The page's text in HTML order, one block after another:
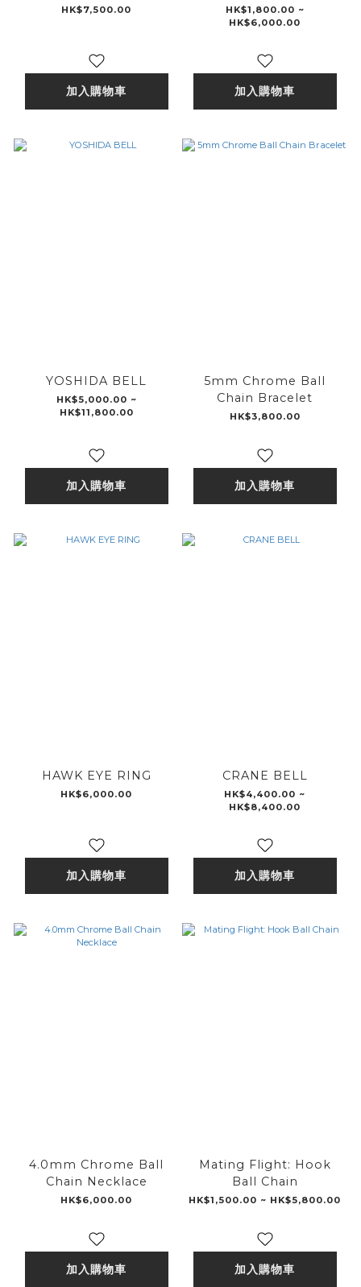
Bracelet
HK$7,500.00
加入購物車
HK$1,800.00 ~
HK$6,000.00
加入購物車
YOSHIDA BELL
HK$5,000.00 ~
HK$11,800.00
加入購物車
5mm Chrome Ball
Chain Bracelet
HK$3,800.00
加入購物車
HAWK EYE RING
HK$6,000.00
加入購物車
CRANE BELL
HK$4,400.00 ~
HK$8,400.00
加入購物車
4.0mm Chrome Ball
Chain Necklace
HK$6,000.00
加入購物車
Mating Flight: Hook
Ball Chain
HK$1,500.00 ~ HK$5,800.00
加入購物車